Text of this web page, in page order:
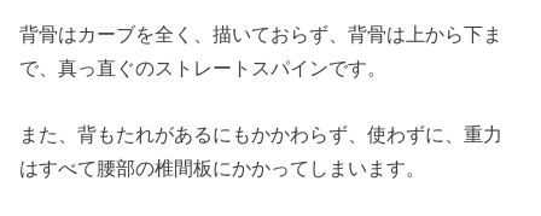
背骨はカーブを全く、描いておらず、背骨は上から下ま
で、真っ直ぐのストレートスパインです。
また、背もたれがあるにもかかわらず、使わずに、重力
はすべて腰部の椎間板にかかってしまいます。